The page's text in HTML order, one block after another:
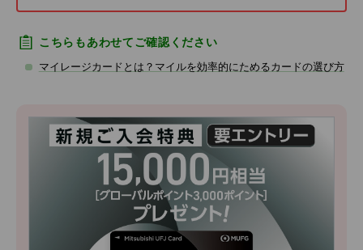
こちらもあわせてご確認ください
マイレージカードとは？マイルを効率的にためるカードの選び方